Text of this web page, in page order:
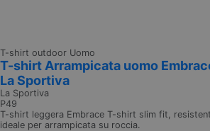
T-shirt outdoor Uomo
T-shirt Arrampicata uomo
La Sportiva
La Sportiva
P49
T-shirt leggera Embrace T-shirt slim fit,
ideale per arrampicata su roccia.